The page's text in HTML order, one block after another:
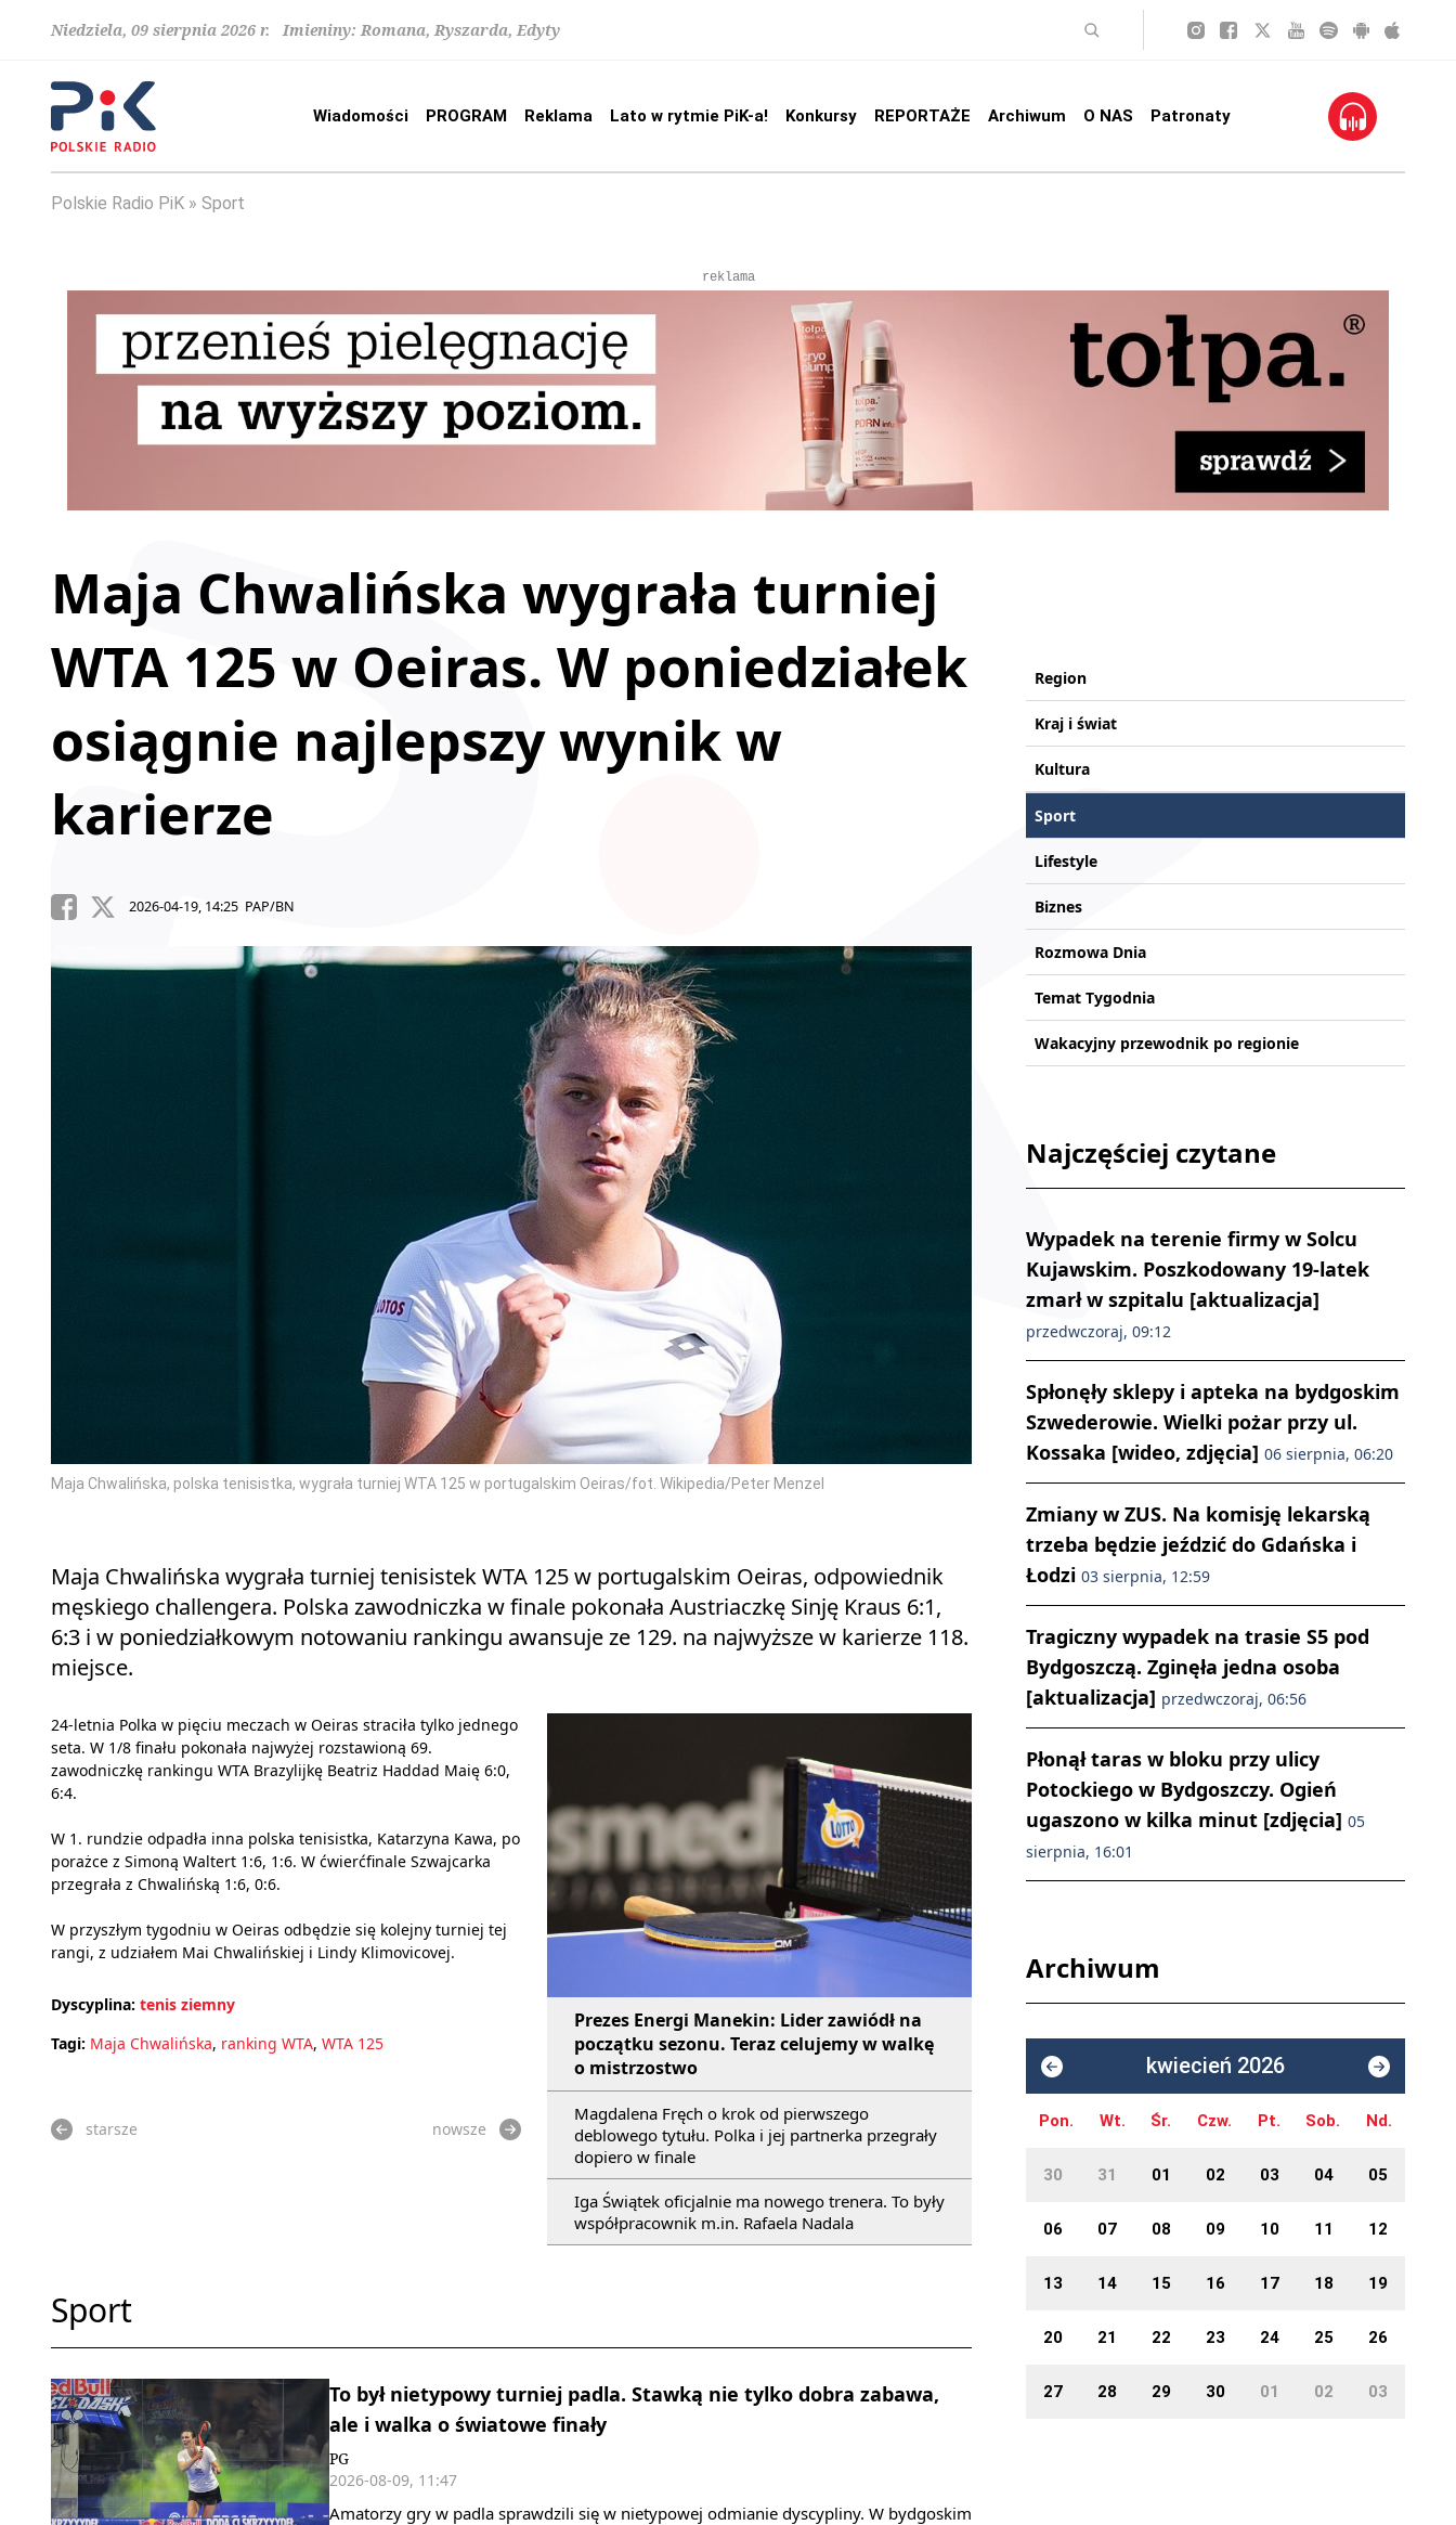
Niedziela, 09 sierpnia 2026 r. Imieniny: Romana, Ryszarda, Edyty
Wiadomości PROGRAM Reklama Lato w rytmie PiK-a! Konkursy REPORTAŻE Archiwum O NAS Patronaty
Polskie Radio PiK Sport
reklama
Maja Chwalińska wygrała turniej
WTA 125 w Oeiras. W poniedziałek
osiągnie najlepszy wynik w
karierze
2026-04-19, 14:25 PAP/BN
Maja Chwalińska, polska tenisistka, wygrała turniej WTA 125 w portugalskim Oeiras/fot. Wikipedia/Peter Menzel
Maja Chwalińska wygrała turniej tenisistek WTA 125 w portugalskim Oeiras, odpowiednik
męskiego challengera. Polska zawodniczka w finale pokonała Austriaczkę Sinję Kraus 6:1,
6:3 i w poniedziałkowym notowaniu rankingu awansuje ze 129. na najwyższe w karierze 118.
miejsce.
Prezes Energi Manekin: Lider zawiódł na
początku sezonu. Teraz celujemy w walkę
o mistrzostwo
Magdalena Fręch o krok od pierwszego
deblowego tytułu. Polka i jej partnerka przegrały
dopiero w finale
Iga Świątek oficjalnie ma nowego trenera. To były
współpracownik m.in. Rafaela Nadala
24-letnia Polka w pięciu meczach w Oeiras straciła tylko jednego
seta. W 1/8 finału pokonała najwyżej rozstawioną 69.
zawodniczkę rankingu WTA Brazylijkę Beatriz Haddad Maię 6:0,
6:4.
W 1. rundzie odpadła inna polska tenisistka, Katarzyna Kawa, po
porażce z Simoną Waltert 1:6, 1:6. W ćwierćfinale Szwajcarka
przegrała z Chwalińską 1:6, 0:6.
W przyszłym tygodniu w Oeiras odbędzie się kolejny turniej tej
rangi, z udziałem Mai Chwalińskiej i Lindy Klimovicovej.
Dyscyplina: tenis ziemny
Tagi: Maja Chwalińska, ranking WTA, WTA 125
starsze nowsze
Sport
To był nietypowy turniej padla. Stawką nie tylko dobra zabawa,
ale i walka o światowe finały
PG
2026-08-09, 11:47
Amatorzy gry w padla sprawdzili się w nietypowej odmianie dyscypliny. W bydgoskim
Region
Kraj i świat
Kultura
Sport
Lifestyle
Biznes
Rozmowa Dnia
Temat Tygodnia
Wakacyjny przewodnik po regionie
Najczęściej czytane
Wypadek na terenie firmy w Solcu
Kujawskim. Poszkodowany 19-latek
zmarł w szpitalu [aktualizacja]
przedwczoraj, 09:12
Spłonęły sklepy i apteka na bydgoskim
Szwederowie. Wielki pożar przy ul.
Kossaka [wideo, zdjęcia] 06 sierpnia, 06:20
Zmiany w ZUS. Na komisję lekarską
trzeba będzie jeździć do Gdańska i
Łodzi 03 sierpnia, 12:59
Tragiczny wypadek na trasie S5 pod
Bydgoszczą. Zginęła jedna osoba
[aktualizacja] przedwczoraj, 06:56
Płonął taras w bloku przy ulicy
Potockiego w Bydgoszczy. Ogień
ugaszono w kilka minut [zdjęcia] 05
sierpnia, 16:01
Archiwum
kwiecień 2026
Pon. Wt. Śr. Czw. Pt. Sob. Nd.
30 31 01 02 03 04 05
06 07 08 09 10 11 12
13 14 15 16 17 18 19
20 21 22 23 24 25 26
27 28 29 30 01 02 03